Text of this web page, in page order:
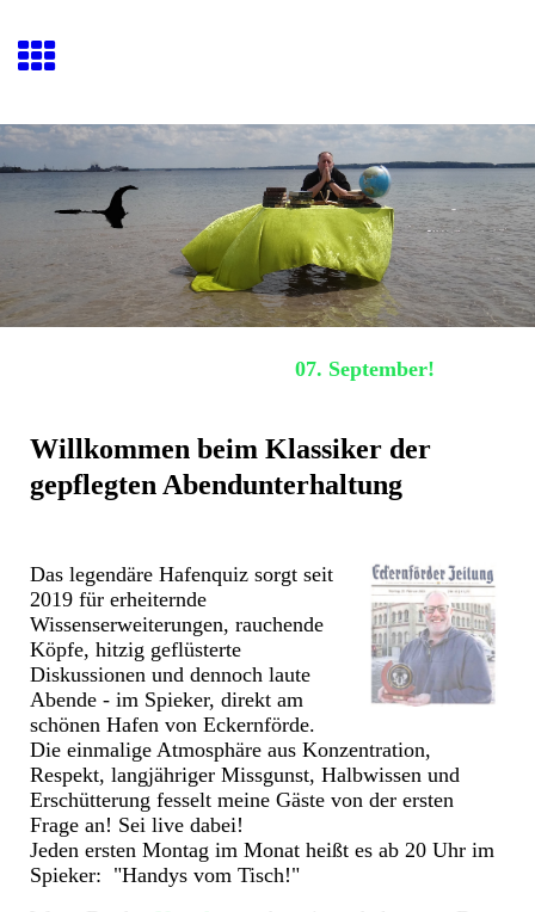
07. September!
Willkommen beim Klassiker der
gepflegten Abendunterhaltung
Das legendäre Hafenquiz sorgt seit
2019 für erheiternde
Wissenserweiterungen, rauchende
Köpfe, hitzig geflüsterte
Diskussionen und dennoch laute
Abende - im Spieker, direkt am
schönen Hafen von Eckernförde.
Die einmalige Atmosphäre aus Konzentration,
Respekt, langjähriger Missgunst, Halbwissen und
Erschütterung fesselt meine Gäste von der ersten
Frage an! Sei live dabei!
Jeden ersten Montag im Monat heißt es ab 20 Uhr im
Spieker: "Handys vom Tisch!"